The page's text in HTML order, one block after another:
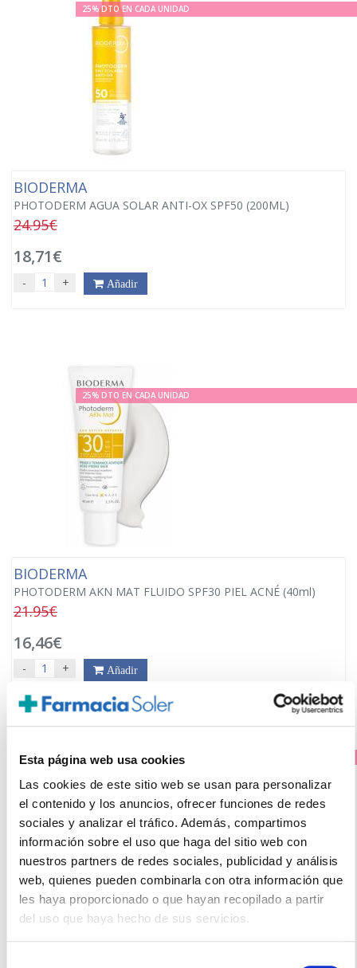
Esta página web usa cookies
Las cookies de este sitio web se usan para personalizar
el contenido y los anuncios, ofrecer funciones de redes
sociales y analizar el tráfico. Además, compartimos
información sobre el uso que haga del sitio web con
nuestros partners de redes sociales, publicidad y análisis
web, quienes pueden combinarla con otra información que
les haya proporcionado o que hayan recopilado a partir
del uso que haya hecho de sus servicios.
25% DTO EN CADA UNIDAD
BIODERMA
PHOTODERM AGUA SOLAR ANTI-OX SPF50 (200ML)
24.95€
18,71€
- + Añadir
25% DTO EN CADA UNIDAD
BIODERMA
PHOTODERM AKN MAT FLUIDO SPF30 PIEL ACNÉ (40ml)
21.95€
16,46€
- + Añadir
25% DTO EN CADA UNIDAD